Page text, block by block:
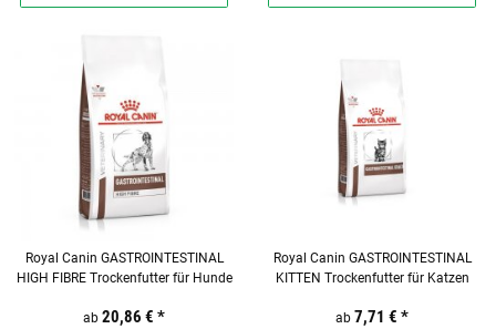
Royal Canin GASTROINTESTINAL
HIGH FIBRE Trockenfutter für Hunde
ab 20,86 € *
Royal Canin GASTROINTESTINAL
KITTEN Trockenfutter für Katzen
ab 7,71 € *